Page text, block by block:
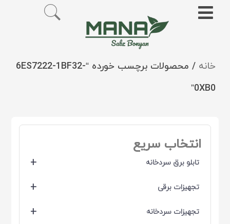
خانه
/ محصولات برچسب خورده “6ES7222-1BF32-
0XB0”
انتخاب سریع
+ تابلو برق سردخانه
+ تجهیزات برقی
+ تجهیزات سردخانه